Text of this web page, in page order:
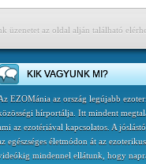
üzenetet az oldal alján található
KIK VAGYUNK MI?
EZOMánia az ország legújabb
hírportálja. Itt mindent
az ezotériával kapcsolatos. A
egészséges életmódon át az ezoterikus
mindennel ellátunk, hogy